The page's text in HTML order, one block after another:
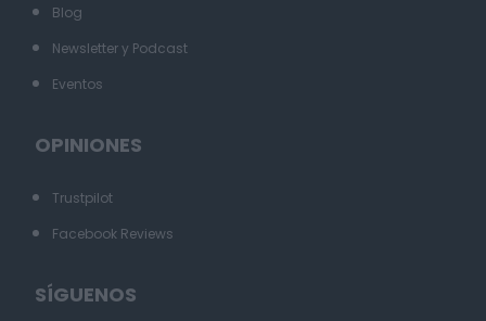
Blog
Newsletter y Podcast
Eventos
OPINIONES
Trustpilot
Facebook Reviews
SÍGUENOS